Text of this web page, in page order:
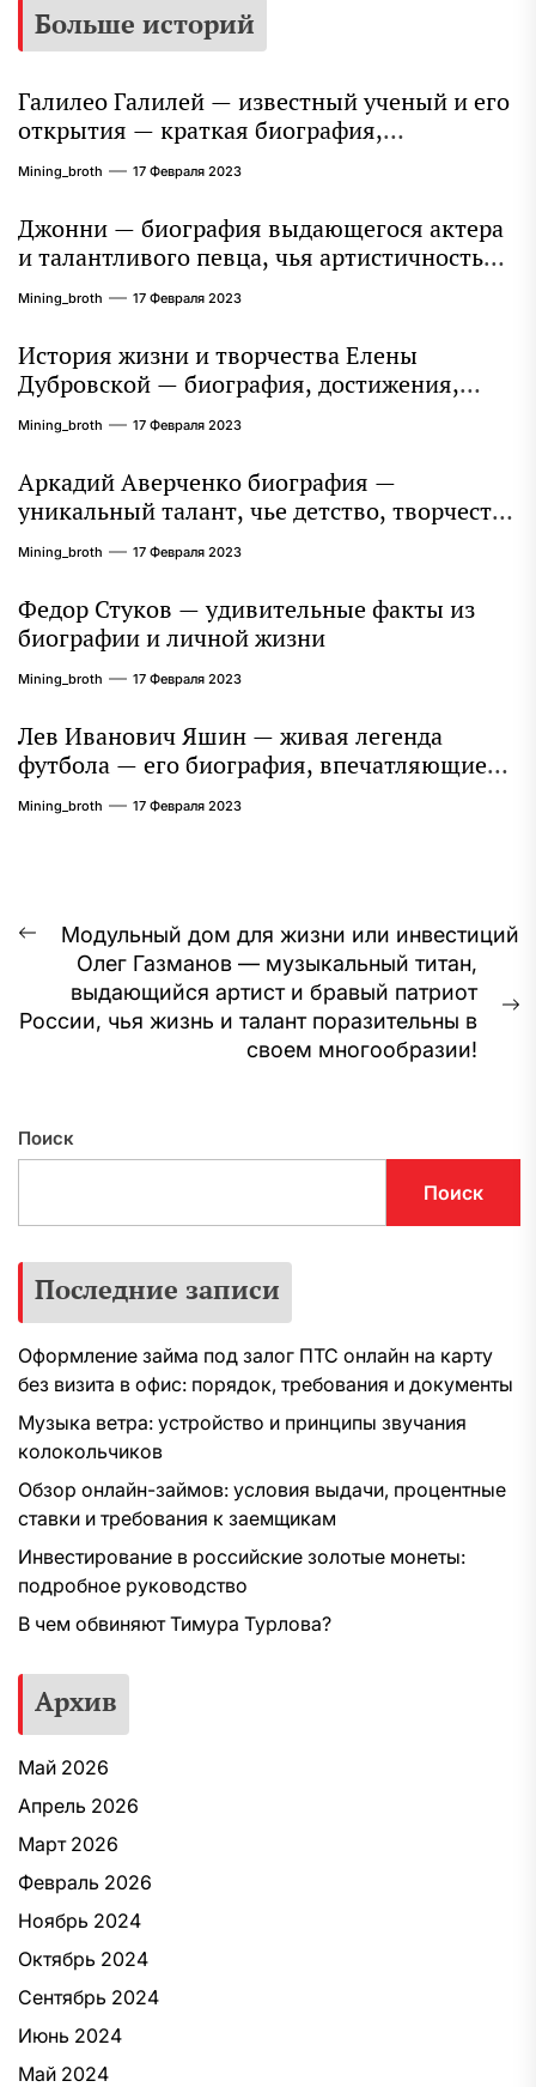
Больше историй
Галилео Галилей — известный ученый и его
открытия — краткая биография,
достижения и вклад в науку
Mining_broth 17 Февраля 2023
Джонни — биография выдающегося актера
и талантливого певца, чья артистичность
захватывает миллионы сердец
Mining_broth 17 Февраля 2023
История жизни и творчества Елены
Дубровской — биография, достижения,
интересные факты
Mining_broth 17 Февраля 2023
Аркадий Аверченко биография —
уникальный талант, чье детство, творчество
и литературное наследие продолжают
восхищать миллионы
Mining_broth 17 Февраля 2023
Федор Стуков — удивительные факты из
биографии и личной жизни
Mining_broth 17 Февраля 2023
Лев Иванович Яшин — живая легенда
футбола — его биография, впечатляющие
достижения и интересная личная жизнь
Mining_broth 17 Февраля 2023
Навигация
записям
Предыдущая
запись:
Модульный дом для жизни или инвестиций
Олег Газманов — музыкальный титан,
выдающийся артист и бравый патриот
России, чья жизнь и талант поразительны в
своем многообразии!
Поиск
Поиск
Последние записи
Оформление займа под залог ПТС онлайн на карту
без визита в офис: порядок, требования и документы
Музыка ветра: устройство и принципы звучания
колокольчиков
Обзор онлайн-займов: условия выдачи, процентные
ставки и требования к заемщикам
Инвестирование в российские золотые монеты:
подробное руководство
В чем обвиняют Тимура Турлова?
Архив
Май 2026
Апрель 2026
Март 2026
Февраль 2026
Ноябрь 2024
Октябрь 2024
Сентябрь 2024
Июнь 2024
Май 2024